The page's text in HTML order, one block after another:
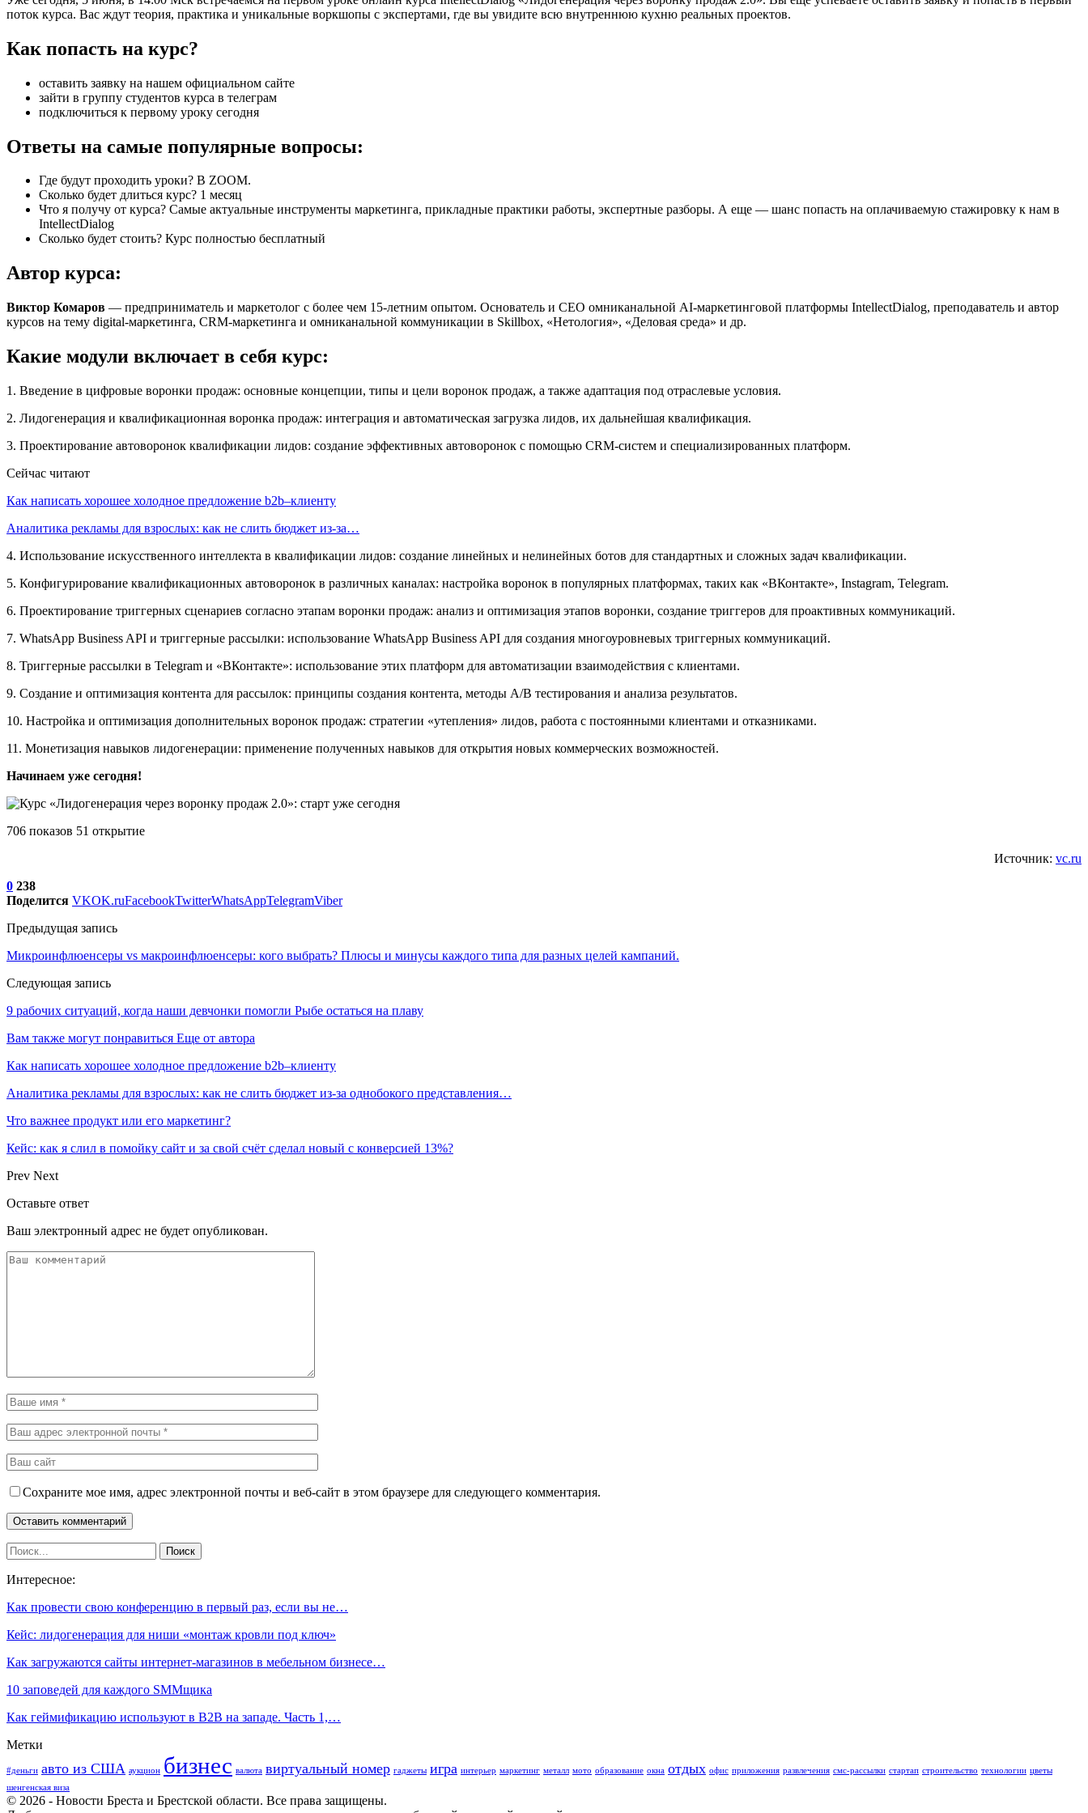
поток курса. Вас ждут теория, практика и уникальные воркшопы с экспертами, где вы увидите всю внутреннюю кухню реальных проектов.
Как попасть на курс?
оставить заявку на нашем официальном сайте
зайти в группу студентов курса в телеграм
подключиться к первому уроку сегодня
Ответы на самые популярные вопросы:
Где будут проходить уроки? В ZOOM.
Сколько будет длиться курс? 1 месяц
Что я получу от курса? Самые актуальные инструменты маркетинга, прикладные практики работы, экспертные разборы. А еще — шанс попасть на оплачиваемую стажировку к нам в
IntellectDialog
Сколько будет стоить? Курс полностью бесплатный
Автор курса:
Виктор Комаров — предприниматель и маркетолог с более чем 15-летним опытом. Основатель и CEO омниканальной AI-маркетинговой платформы IntellectDialog, преподаватель и автор
курсов на тему digital-маркетинга, CRM-маркетинга и омниканальной коммуникации в Skillbox, «Нетология», «Деловая среда» и др.
Какие модули включает в себя курс:
1. Введение в цифровые воронки продаж: основные концепции, типы и цели воронок продаж, а также адаптация под отраслевые условия.
2. Лидогенерация и квалификационная воронка продаж: интеграция и автоматическая загрузка лидов, их дальнейшая квалификация.
3. Проектирование автоворонок квалификации лидов: создание эффективных автоворонок с помощью CRM-систем и специализированных платформ.
Сейчас читают
Как написать хорошее холодное предложение b2b–клиенту
Аналитика рекламы для взрослых: как не слить бюджет из-за…
4. Использование искусственного интеллекта в квалификации лидов: создание линейных и нелинейных ботов для стандартных и сложных задач квалификации.
5. Конфигурирование квалификационных автоворонок в различных каналах: настройка воронок в популярных платформах, таких как «ВКонтакте», Instagram, Telegram.
6. Проектирование триггерных сценариев согласно этапам воронки продаж: анализ и оптимизация этапов воронки, создание триггеров для проактивных коммуникаций.
7. WhatsApp Business API и триггерные рассылки: использование WhatsApp Business API для создания многоуровневых триггерных коммуникаций.
8. Триггерные рассылки в Telegram и «ВКонтакте»: использование этих платформ для автоматизации взаимодействия с клиентами.
9. Создание и оптимизация контента для рассылок: принципы создания контента, методы А/В тестирования и анализа результатов.
10. Настройка и оптимизация дополнительных воронок продаж: стратегии «утепления» лидов, работа с постоянными клиентами и отказниками.
11. Монетизация навыков лидогенерации: применение полученных навыков для открытия новых коммерческих возможностей.
Начинаем уже сегодня!
706 показов 51 открытие
Источник: vc.ru
0 238
Поделится VKOK.ruFacebookTwitterWhatsAppTelegramViber
Предыдущая запись
Микроинфлюенсеры vs макроинфлюенсеры: кого выбрать? Плюсы и минусы каждого типа для разных целей кампаний.
Следующая запись
9 рабочих ситуаций, когда наши девчонки помогли Рыбе остаться на плаву
Вам также могут понравиться Еще от автора
Как написать хорошее холодное предложение b2b–клиенту
Аналитика рекламы для взрослых: как не слить бюджет из-за однобокого представления…
Что важнее продукт или его маркетинг?
Кейс: как я слил в помойку сайт и за свой счёт сделал новый с конверсией 13%?
Prev Next
Оставьте ответ
Ваш электронный адрес не будет опубликован.
Сохраните мое имя, адрес электронной почты и веб-сайт в этом браузере для следующего комментария.
Интересное:
Как провести свою конференцию в первый раз, если вы не…
Кейс: лидогенерация для ниши «монтаж кровли под ключ»
Как загружаются сайты интернет-магазинов в мебельном бизнесе…
10 заповедей для каждого SMMщика
Как геймификацию используют в B2B на западе. Часть 1,…
Метки
#деньги авто из США аукцион бизнес валюта виртуальный номер гаджеты игра интерьер маркетинг металл мото образование окна отдых офис приложения развлечения смс-рассылки стартап строительство технологии цветы
шенгенская виза
© 2026 - Новости Бреста и Брестской области. Все права защищены.